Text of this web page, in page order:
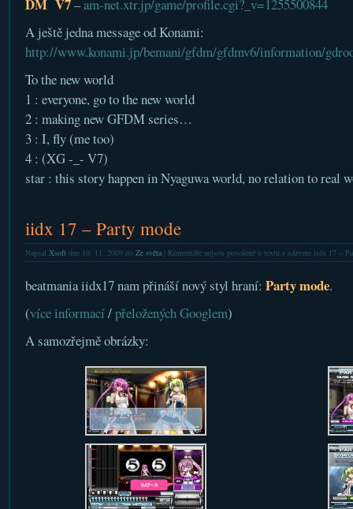
DM V7–am-net.xtr.jp/game/profile.cgi?_v=1255500844
A ještě jedna message od Konami:
http://www.konami.jp/bemani/gfdm/gfdmv6/information/
To the new world
1 : everyone, go to the new world
2 : making new GFDM series…
3 : I, fly (me too)
4 : (XG -_- V7)
star : this story happen in Nyaguwa world, no relation to real
iidx 17 – Party mode
Napsal Xsoftdne 10. 11. 2009 do Ze světa| Komentáře nejsou povolenéu textu s názvem iidx 17 –
beatmania iidx17 nam přináší nový styl hraní: Party mode.
(více informací/přeložených Googlem)
A samozřejmě obrázky: